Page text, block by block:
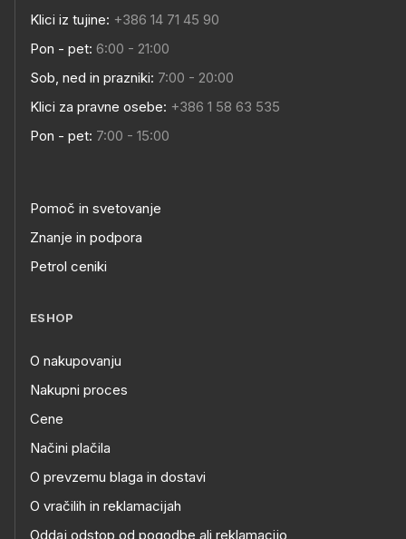
Klici iz tujine: +386 14 71 45 90
Pon - pet: 6:00 - 21:00
Sob, ned in prazniki: 7:00 - 20:00
Klici za pravne osebe: +386 1 58 63 535
Pon - pet: 7:00 - 15:00
Pomoč in svetovanje
Znanje in podpora
Petrol ceniki
ESHOP
O nakupovanju
Nakupni proces
Cene
Načini plačila
O prevzemu blaga in dostavi
O vračilih in reklamacijah
Oddaj odstop od pogodbe ali reklamacijo